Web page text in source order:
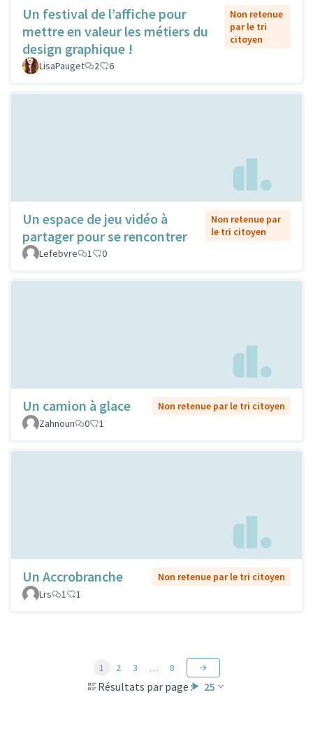
Un festival de l’affiche pour
mettre en valeur les métiers du
design graphique !
Non retenue
par le tri
citoyen
LisaPauget 2 6
Un espace de jeu vidéo à
partager pour se rencontrer
Non retenue par
le tri citoyen
Lefebvre
1 0
Un camion à glace
Non retenue par le tri citoyen
Zahnoun
0 1
Un Accrobranche
Non retenue par le tri citoyen
Lrs
1 1
Résultats par page : 25
1 2 3 … 8